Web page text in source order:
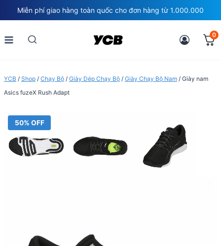
to
content
Miễn phí giao hàng toàn quốc cho đơn hàng từ 1.000.000
0
YCB / Shop / Chạy Bộ / Giày Dép Chạy Bộ / Giày Chạy Bộ Nam / Giày nam
Asics fuzeX Rush Adapt
50% OFF